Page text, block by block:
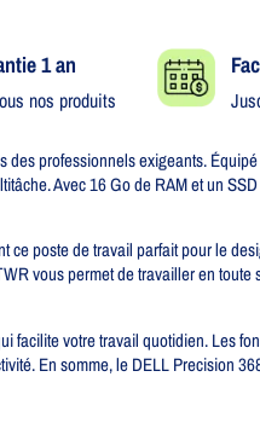
1 an
nos produits
professionnels exigeants.
Avec 16 Go de RAM et un
poste de travail parfait pour le
vous permet de travailler en toute
facilite votre travail quotidien. Les
En somme, le DELL Precision